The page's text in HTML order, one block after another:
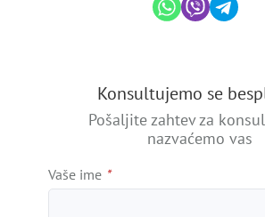
Konsultujemo se
Pošaljite zahtev za
nazvaćemo vas
Vaše ime *